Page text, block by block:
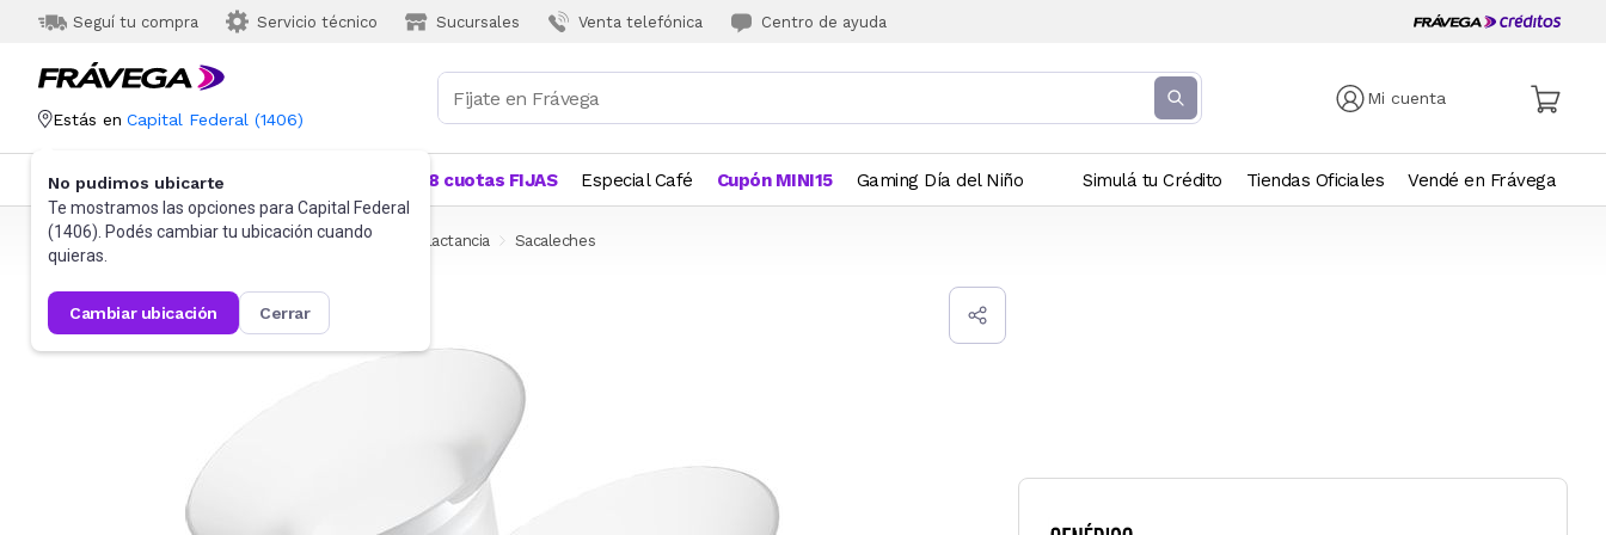
Seguí tu compra Servicio técnico Sucursales Venta telefónica Centro de ayuda
Mi cuenta
Estás en Capital Federal (1406)
No pudimos ubicarte
Te mostramos las opciones para Capital Federal
(1406). Podés cambiar tu ubicación cuando
quieras.
cambiar ubicación cerrar
Categorías Más Vendidos 18 cuotas FIJAS Especial Café Cupón MINI15 Gaming Día del Niño Simulá tu Crédito Tiendas Oficiales Vendé en Frávega
Frávega Bebés y Primera Infancia Alimentación y lactancia Sacaleches